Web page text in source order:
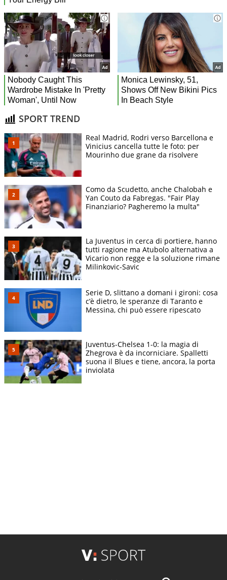
SPORT TREND
Real Madrid, Rodri verso Barcellona e
Vinicius cancella tutte le foto: per
Mourinho due grane da risolvere
Como da Scudetto, anche Chalobah e
Yan Couto da Fabregas. "Fair Play
Finanziario? Pagheremo la multa"
La Juventus in cerca di portiere, hanno
tutti ragione ma Atubolo alternativa a
Vicario non regge e la soluzione rimane
Milinkovic-Savic
Serie D, slittano a domani i gironi: cosa
c’è dietro, le speranze di Taranto e
Messina, chi può essere ripescato
Juventus-Chelsea 1-0: la magia di
Zhegrova è da incorniciare. Spalletti
suona il Blues e tiene, ancora, la porta
inviolata